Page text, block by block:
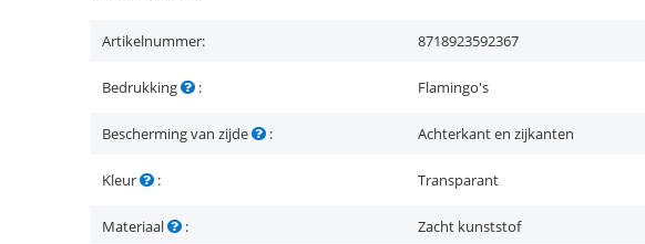
Artikelnummer: 8718923592367
Bedrukking : Flamingo's
Bescherming van zijde : Achterkant en zijkanten
Kleur : Transparant
Materiaal : Zacht kunststof